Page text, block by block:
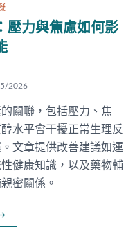
壓力與焦慮如何影
2026
關聯，包括壓力、焦
水平會干擾正常生理反
文章提供改善建議如運
健康知識，以及藥物輔
密關係。